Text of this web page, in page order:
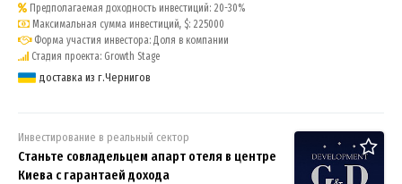
Предполагаемая доходность инвестиций: 20-30%
Максимальная сумма инвестиций, $: 225000
Форма участия инвестора: Доля в компании
Стадия проекта: Growth Stage
доставка из г.Чернигов
Инвестирование в реальный сектор
Станьте совладельцем апарт отеля в центре
Киева с гарантаей дохода